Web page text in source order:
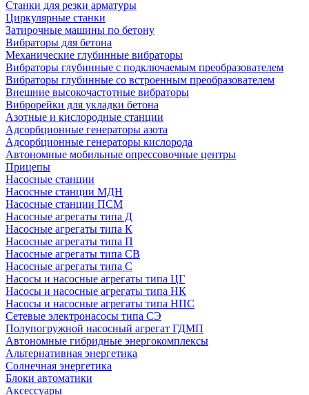
Станки для резки арматуры
Циркулярные станки
Затирочные машины по бетону
Вибраторы для бетона
Механические глубинные вибраторы
Вибраторы глубинные с подключаемым преобразователем
Вибраторы глубинные со встроенным преобразователем
Внешние высокочастотные вибраторы
Виброрейки для укладки бетона
Азотные и кислородные станции
Адсорбционные генераторы азота
Адсорбционные генераторы кислорода
Автономные мобильные опрессовочные центры
Прицепы
Насосные станции
Насосные станции МДН
Насосные станции ПСМ
Насосные агрегаты типа Д
Насосные агрегаты типа К
Насосные агрегаты типа П
Насосные агрегаты типа СВ
Насосные агрегаты типа С
Насосы и насосные агрегаты типа ЦГ
Насосы и насосные агрегаты типа НК
Насосы и насосные агрегаты типа НПС
Сетевые электронасосы типа СЭ
Полупогружной насосный агрегат ГДМП
Автономные гибридные энергокомплексы
Альтернативная энергетика
Солнечная энергетика
Блоки автоматики
Аксессуары